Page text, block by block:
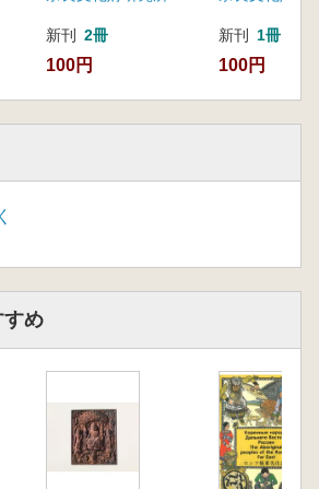
新刊 2冊
100円
新刊 1冊
100円
すめ